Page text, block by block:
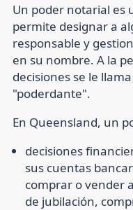
Un poder notarial es
permite designar a
responsable y
en su nombre. A la
decisiones se le
"poderdante".
En Queensland, un
decisiones
sus cuentas
comprar o vender
de jubilación,